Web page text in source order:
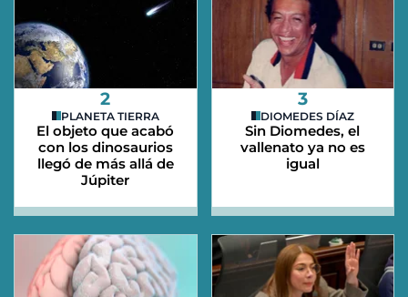
2
PLANETA TIERRA
El objeto que acabó
con los dinosaurios
llegó de más allá de
Júpiter
3
DIOMEDES DÍAZ
Sin Diomedes, el
vallenato ya no es
igual